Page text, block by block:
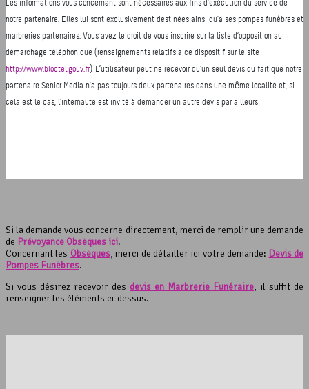
Si la demande vous concerne directement, merci de remplir une demande
de Prévoyance Obsèques ici.
Concernant les Obsèques, merci de détailler ici votre demande: Devis de
Pompes Funèbres.
Si vous désirez recevoir des devis en Marbrerie Funéraire, il suffit de
renseigner les éléments ci-dessus.